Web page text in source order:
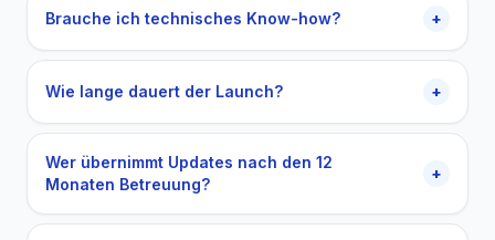
Brauche ich technisches Know-how? +
Wie lange dauert der Launch? +
Wer übernimmt Updates nach den 12
Monaten Betreuung?
+